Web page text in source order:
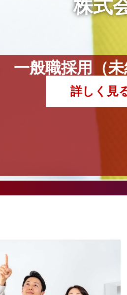
株式
一般職採用 （
詳しく見